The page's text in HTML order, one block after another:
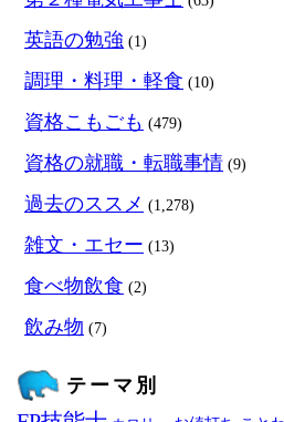
英語の勉強 (1)
調理・料理・軽食 (10)
資格こもごも (479)
資格の就職・転職事情 (9)
過去のススメ (1,278)
雑文・エセー (13)
食べ物飲食 (2)
飲み物 (7)
テーマ別